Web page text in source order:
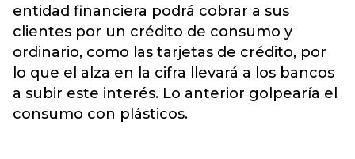
entidad financiera podrá cobrar a sus
clientes por un crédito de consumo y
ordinario, como las tarjetas de crédito, por
lo que el alza en la cifra llevará a los bancos
a subir este interés. Lo anterior golpearía el
consumo con plásticos.